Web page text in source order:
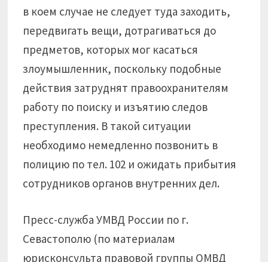
в коем случае не следует туда заходить,
передвигать вещи, дотрагиваться до
предметов, которых мог касаться
злоумышленник, поскольку подобные
действия затруднят правоохранителям
работу по поиску и изъятию следов
преступления. В такой ситуации
необходимо немедленно позвонить в
полицию по тел. 102 и ожидать прибытия
сотрудников органов внутренних дел.
Пресс-служба УМВД России по г.
Севастополю (по материалам
юрисконсульта правовой группы ОМВД